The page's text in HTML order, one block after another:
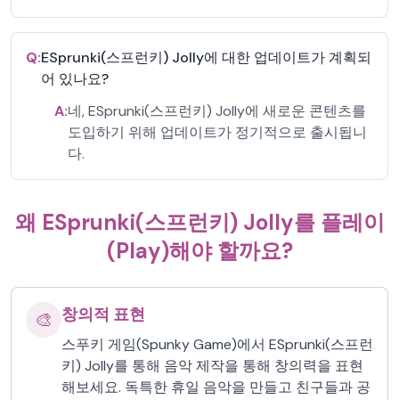
Q:ESprunki(스프런키) Jolly에 대한 업데이트가 계획되
어 있나요?
A:네, ESprunki(스프런키) Jolly에 새로운 콘텐츠를
도입하기 위해 업데이트가 정기적으로 출시됩니
다.
왜 ESprunki(스프런키) Jolly를 플레이
(Play)해야 할까요?
🎨 창의적 표현
스푸키 게임(Spunky Game)에서 ESprunki(스프런
키) Jolly를 통해 음악 제작을 통해 창의력을 표현
해보세요. 독특한 휴일 음악을 만들고 친구들과 공